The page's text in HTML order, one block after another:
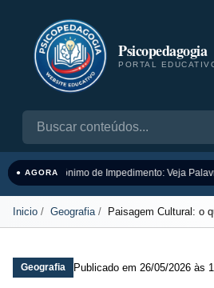
Psicopedagogia
PORTAL
● AGORASinônimo de Impedimento: Veja
Inicio Geografia Paisagem Cultural: o
Geografia Publicado em 26/05/2026 às